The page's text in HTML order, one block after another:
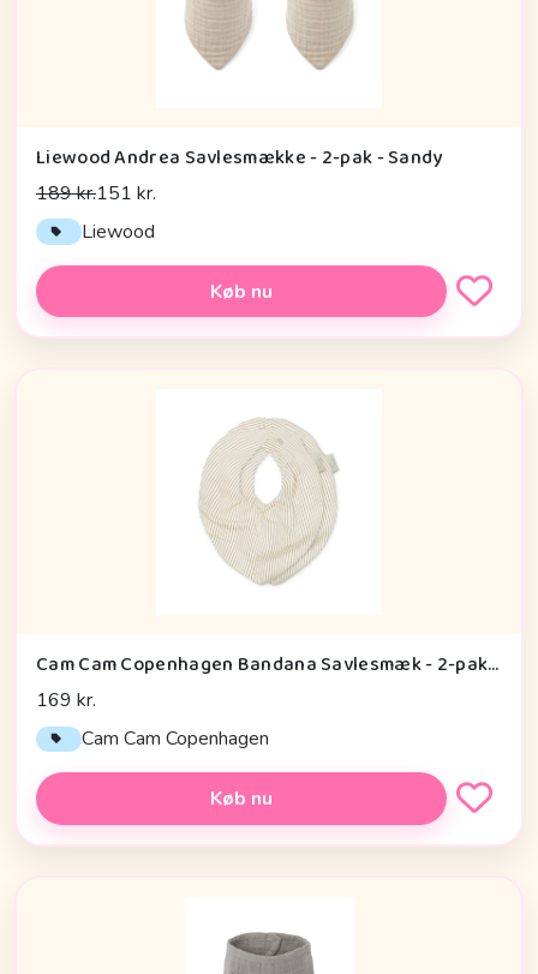
Liewood Andrea Savlesmække - 2-pak - Sandy
189 kr.151 kr.
Liewood
Køb nu
Cam Cam Copenhagen Bandana Savlesmæk - 2-pak - GOTS - Classic Stripes Camel
169 kr.
Cam Cam Copenhagen
Køb nu